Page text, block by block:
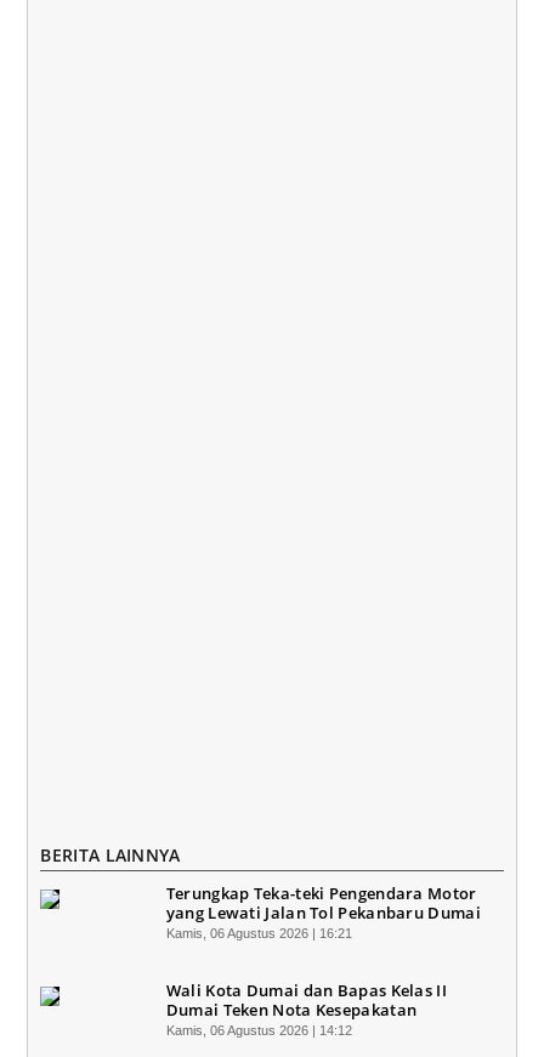
BERITA LAINNYA
Terungkap Teka-teki Pengendara Motor
yang Lewati Jalan Tol Pekanbaru Dumai
Kamis, 06 Agustus 2026 | 16:21
Wali Kota Dumai dan Bapas Kelas II
Dumai Teken Nota Kesepakatan
Kamis, 06 Agustus 2026 | 14:12